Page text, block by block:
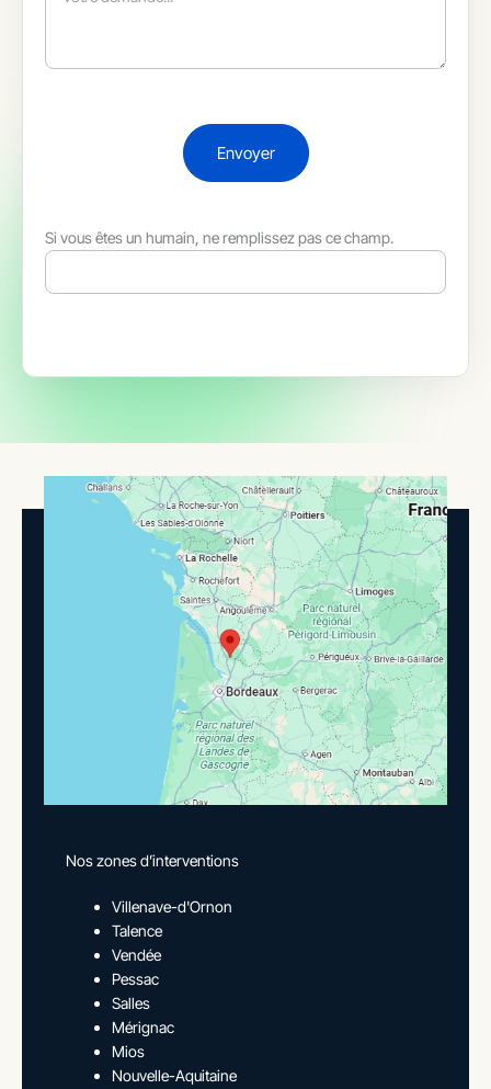
Envoyer
Si vous êtes un humain, ne remplissez pas ce champ.
Nos zones d’interventions
Villenave-d'Ornon
Talence
Vendée
Pessac
Salles
Mérignac
Mios
Nouvelle-Aquitaine